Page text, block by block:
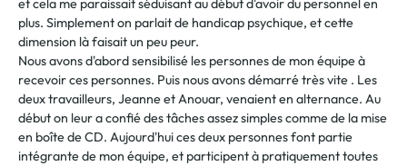
et cela me paraissait séduisant au début d'avoir du personnel en
plus. Simplement on parlait de handicap psychique, et cette
dimension là faisait un peu peur.
Nous avons d'abord sensibilisé les personnes de mon équipe à
recevoir ces personnes. Puis nous avons démarré très vite . Les
deux travailleurs, Jeanne et Anouar, venaient en alternance. Au
début on leur a confié des tâches assez simples comme de la mise
en boîte de CD. Aujourd'hui ces deux personnes font partie
intégrante de mon équipe, et participent à pratiquement toutes